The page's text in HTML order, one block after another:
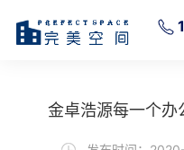
金卓浩源每一个办